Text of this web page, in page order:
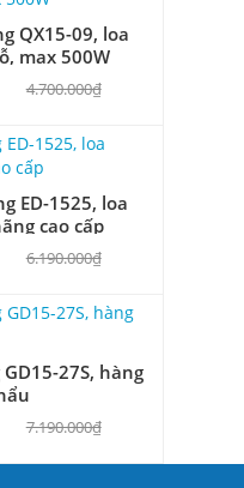
QX15-09, loa
max 500W
4.700.000₫
ED-1525, loa
cao cấp
6.190.000₫
27S, hàng
7.190.000₫